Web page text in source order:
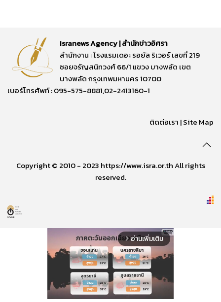
Isranews Agency | สำนักข่าวอิศรา
สำนักงาน : โรงแรมเดอะ รอยัล ริเวอร์ เลขที่ 219
ซอยจรัญสนิทวงศ์ 66/1 แขวง บางพลัด เขต
บางพลัด กรุงเทพมหานคร 10700
เบอร์โทรศัพท์ : 095-575-8881,02-2413160-1
ติดต่อเรา |Site Map
Copyright © 2010 - 2023 https://www.isra.or.th All rights
reserved.
arrow_forward_ios อ่านเพิ่มเติม